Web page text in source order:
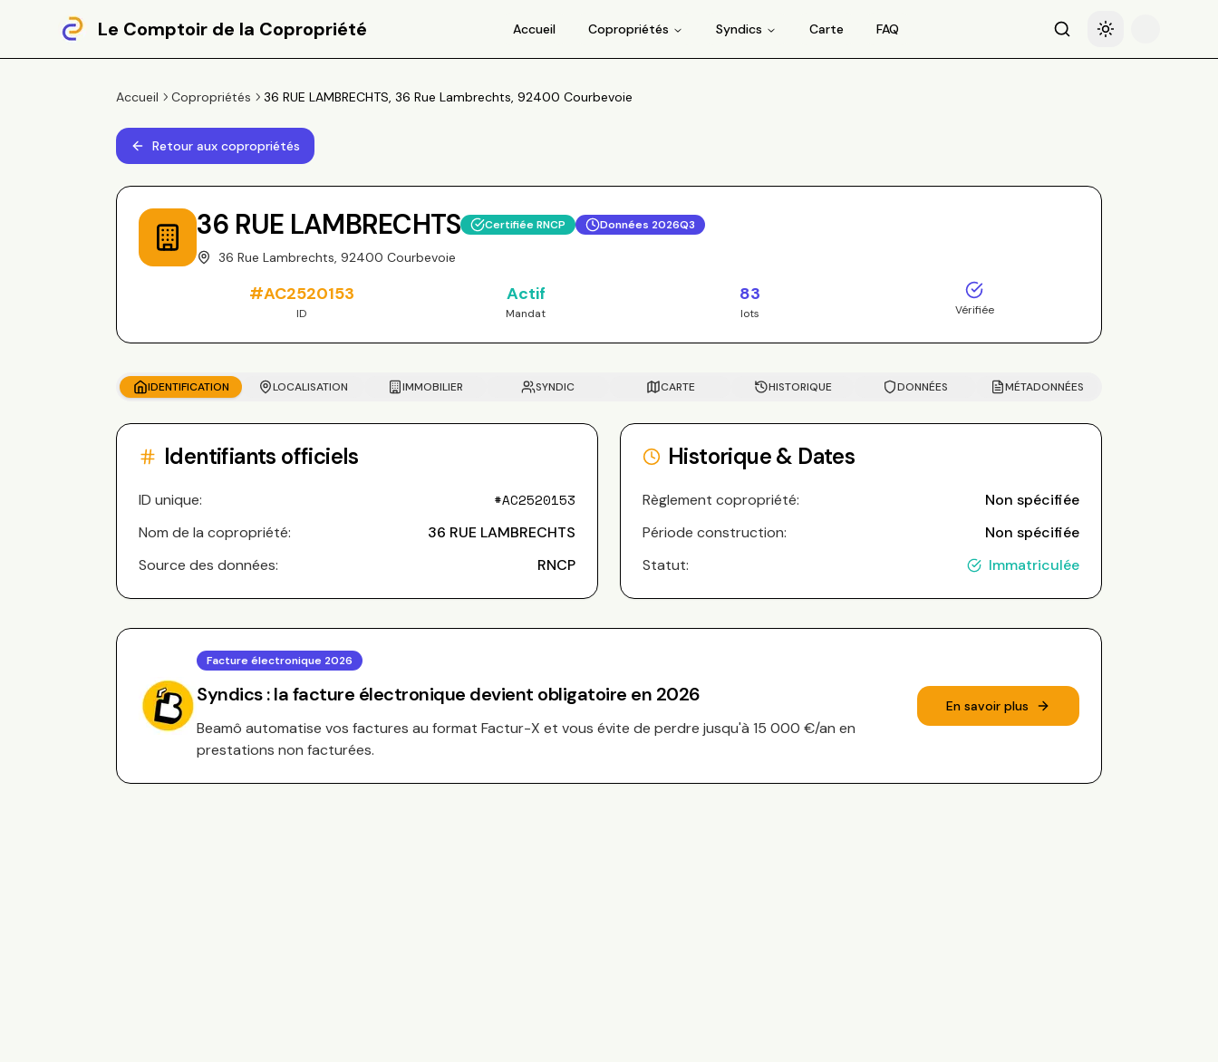
Le Comptoir de la Copropriété Accueil Copropriétés Syndics Carte FAQ RechercheBasculer le thème
Accueil Copropriétés 36 RUE LAMBRECHTS, 36 Rue Lambrechts, 92400 Courbevoie
Retour aux copropriétés
36 RUE LAMBRECHTS Certifiée RNCP Données 2026Q3
36 Rue Lambrechts, 92400 Courbevoie
#AC2520153
ID
Actif
Mandat
83
lots Vérifiée
IDENTIFICATION LOCALISATION IMMOBILIER SYNDIC CARTE HISTORIQUE DONNÉES MÉTADONNÉES
Identifiants officiels
ID unique: #AC2520153
Nom de la copropriété:
36 RUE LAMBRECHTS
Source des données:
RNCP
Historique & Dates
Règlement copropriété:
Non spécifiée
Période construction:
Non spécifiée
Statut:
Immatriculée
Facture électronique 2026
Syndics : la facture électronique devient obligatoire en 2026
Beamô automatise vos factures au format Factur-X et vous évite de perdre jusqu'à 15 000 €/an en
prestations non facturées.
En savoir plus